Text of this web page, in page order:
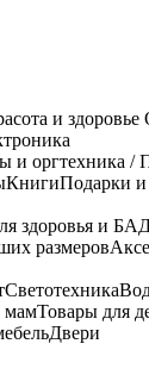
и здоровье
и оргтехника /
КнигиПодарки
здоровья и
размеров
Светотехника
мамТовары для
Двери